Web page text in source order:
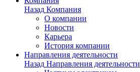
Назад Компания
О компании
Новости
Карьера
История компании
Направления деятельности
Назад Направления деятельности